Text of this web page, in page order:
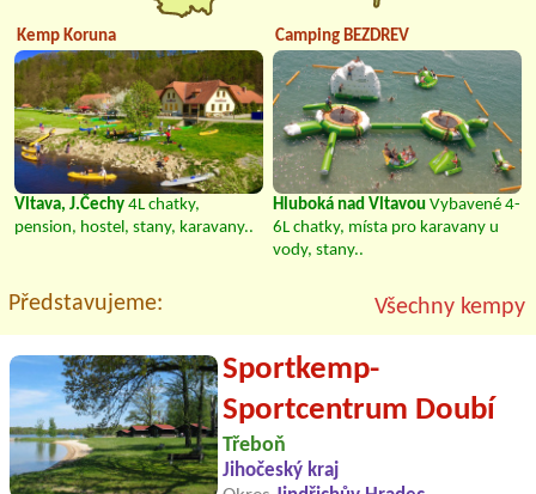
Kemp Koruna
Vltava, J.Čechy 4L chatky,
pension, hostel, stany, karavany..
Camping BEZDREV
Hluboká nad Vltavou Vybavené 4-
6L chatky, místa pro karavany u
vody, stany..
Představujeme: Všechny kempy
Sportkemp-
Sportcentrum Doubí
Třeboň
Jihočeský kraj